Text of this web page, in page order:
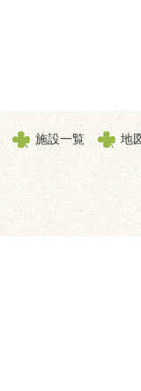
施設一覧 地